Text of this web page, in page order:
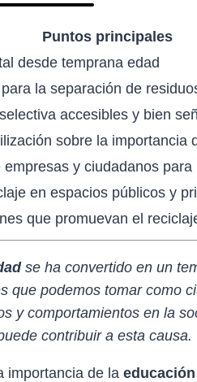
Puntos principales
desde temprana edad
la separación de
accesibles y bien
sobre la importancia
y ciudadanos
en espacios públicos y
que promuevan el
se ha convertido en un
que podemos tomar como
y comportamientos en la
contribuir a esta causa.
importancia de la